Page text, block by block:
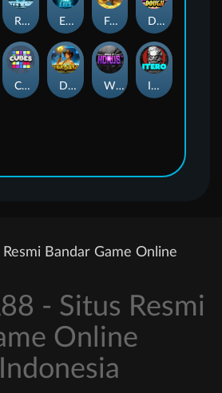
Rise of Ymir Evil Eyes Frank's Farm DONNY DOUGH
Cubes Dawn of Kings Wings of Horus ITERO
Bandar Game Online
- Situs Resmi
Online